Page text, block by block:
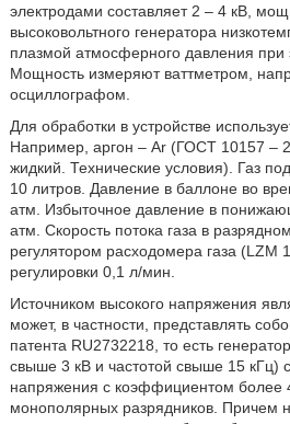
электродами составляет 2 – 4 кВ,
высоковольтного генератора
плазмой атмосферного давления при
Мощность измеряют ваттметром,
осциллографом.
Для обработки в устройстве
Например, аргон – Ar (ГОСТ 10157 –
жидкий. Технические условия). Газ
10 литров. Давление в баллоне во
атм. Избыточное давление в
атм. Скорость потока газа в
регулятором расходомера газа (LZM
регулировки 0,1 л/мин.
Источником высокого напряжения
может, в частности, представлять
патента RU2732218, то есть
свыше 3 кВ и частотой свыше 15 кГц)
напряжения с коэффициентом более
монополярных разрядников. Причем